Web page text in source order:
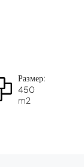
Размер:
450
m2